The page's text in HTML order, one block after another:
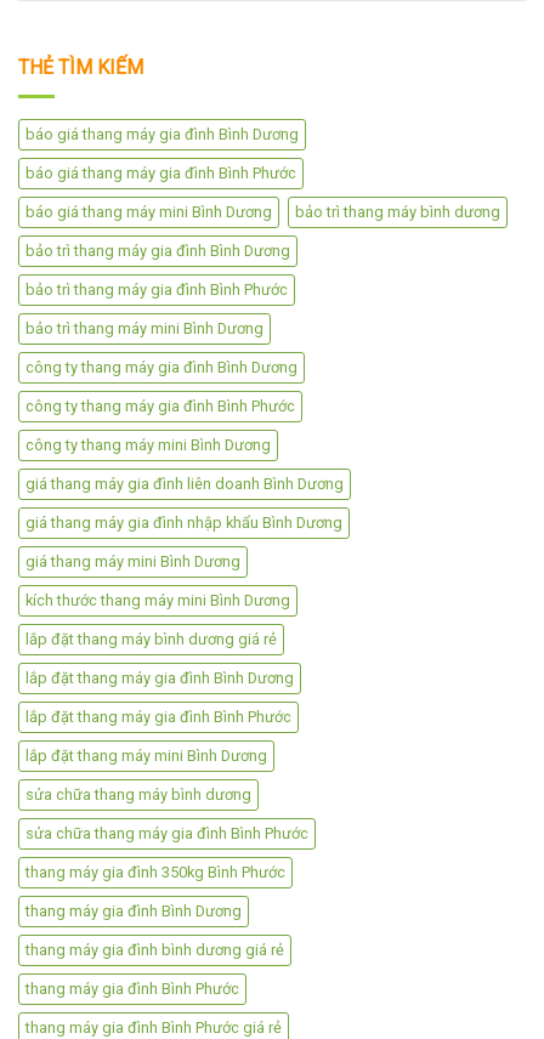
THẺ TÌM KIẾM
báo giá thang máy gia đình Bình Dương
báo giá thang máy gia đình Bình Phước
báo giá thang máy mini Bình Dương bảo trì thang máy bình dương
bảo trì thang máy gia đình Bình Dương
bảo trì thang máy gia đình Bình Phước
bảo trì thang máy mini Bình Dương
công ty thang máy gia đình Bình Dương
công ty thang máy gia đình Bình Phước
công ty thang máy mini Bình Dương
giá thang máy gia đình liên doanh Bình Dương
giá thang máy gia đình nhập khẩu Bình Dương
giá thang máy mini Bình Dương
kích thước thang máy mini Bình Dương
lắp đặt thang máy bình dương giá rẻ
lắp đặt thang máy gia đình Bình Dương
lắp đặt thang máy gia đình Bình Phước
lắp đặt thang máy mini Bình Dương
sửa chữa thang máy bình dương
sửa chữa thang máy gia đình Bình Phước
thang máy gia đình 350kg Bình Phước
thang máy gia đình Bình Dương
thang máy gia đình bình dương giá rẻ
thang máy gia đình Bình Phước
thang máy gia đình Bình Phước giá rẻ